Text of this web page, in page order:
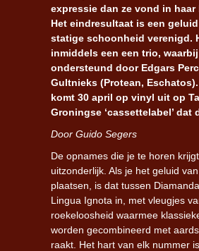
expressie dan ze vond in
Het eindresultaat is een
statige schoonheid verenigd.
inmiddels een een trio,
ondersteund door Edgars
Gultnieks (Protean,
komt 30 april op vinyl uit op
Groningse ‘cassettelabel’ dat
Door Guido Segers
De opnames die je te horen
uitzonderlijk. Als je het geluid
plaatsen, is dat tussen
Lingua Ignota in, met vleugjes
roekeloosheid waarmee
worden gecombineerd met
raakt. Het hart van elk nummer